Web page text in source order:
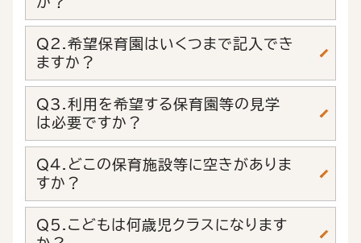
Q2.希望保育園はいくつまで記入でき
ますか？
Q3.利用を希望する保育園等の見学
は必要ですか？
Q4.どこの保育施設等に空きがありま
すか？
Q5.こどもは何歳児クラスになります